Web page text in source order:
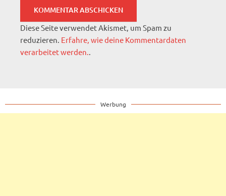
Diese Seite verwendet Akismet, um Spam zu
reduzieren. Erfahre, wie deine Kommentardaten
verarbeitet werden..
Werbung